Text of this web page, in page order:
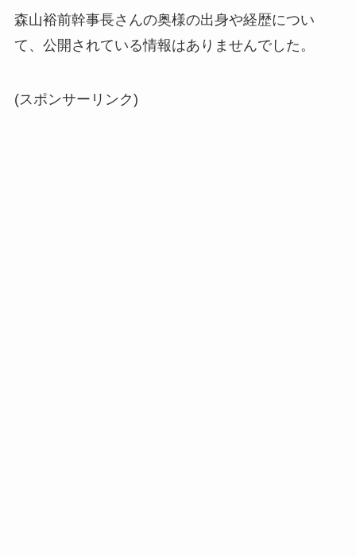
森山裕前幹事長さんの奥様の出身や経歴につい
て、公開されている情報はありませんでした。
(スポンサーリンク)